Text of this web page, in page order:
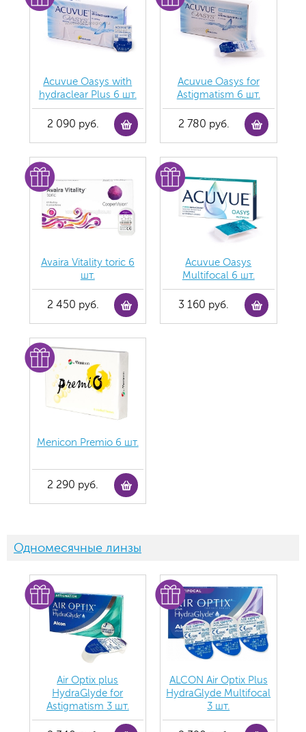
Acuvue Oasys with
hydraclear Plus 6 шт.
2 090 руб.
Acuvue Oasys for
Astigmatism 6 шт.
2 780 руб.
Avaira Vitality toric 6
шт.
2 450 руб.
Acuvue Oasys
Multifocal 6 шт.
3 160 руб.
Menicon Premio 6 шт.
2 290 руб.
Одномесячные линзы
Air Optix plus
HydraGlyde for
Astigmatism 3 шт.
ALCON Air Optix Plus
HydraGlyde Multifocal
3 шт.